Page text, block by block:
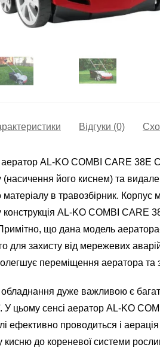
Відгуки (0)
AL-KO COMBI CARE 38E
(насичення його киснем) та
в травозбірник. Корпус
конструкція AL-KO COMBI CARE
що дана модель
для захисту від мережевих
переміщення аератора та
дуже важливою є
У цьому сенсі аератор AL-KO
ефективно проводиться і
до кореневої системи